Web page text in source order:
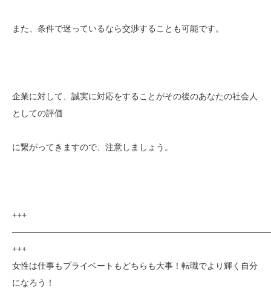
また、条件で迷っているなら交渉することも可能です。
企業に対して、誠実に対応をすることがその後のあなたの社会人
としての評価
に繋がってきますので、注意しましょう。
+++
+++
女性は仕事もプライベートもどちらも大事！転職でより輝く自分
になろう！